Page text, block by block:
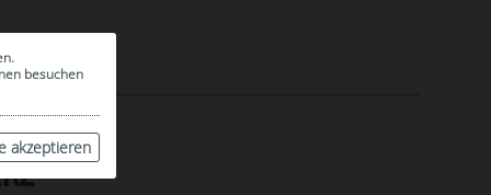
besuchen
akzeptieren